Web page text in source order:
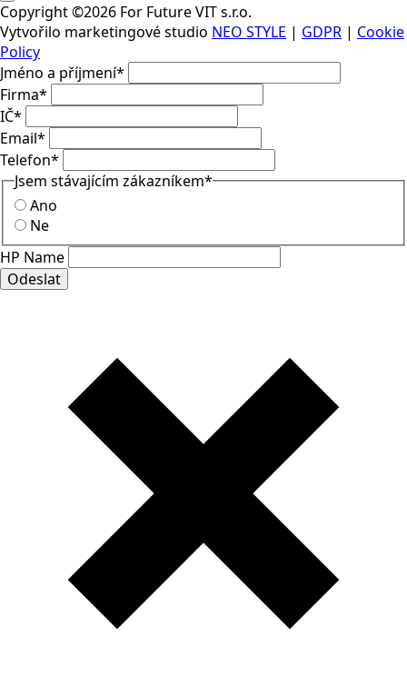
Copyright ©2026 For Future VIT s.r.o.
Vytvořilo marketingové studio NEO STYLE | GDPR | Cookie
Policy
Jméno a příjmení*
Firma*
IČ*
Email*
Telefon*
Jsem stávajícím zákazníkem*
Ano
Ne
HP Name
Odeslat